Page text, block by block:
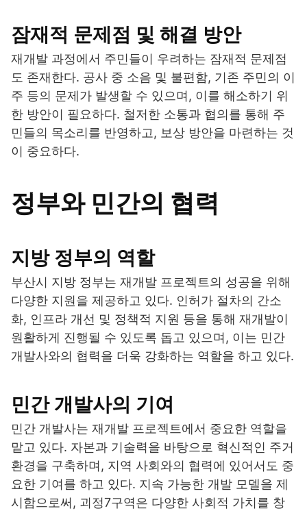
잠재적 문제점 및 해결 방안
재개발 과정에서 주민들이 우려하는 잠재적 문제점
도 존재한다. 공사 중 소음 및 불편함, 기존 주민의 이
주 등의 문제가 발생할 수 있으며, 이를 해소하기 위
한 방안이 필요하다. 철저한 소통과 협의를 통해 주
민들의 목소리를 반영하고, 보상 방안을 마련하는 것
이 중요하다.
정부와 민간의 협력
지방 정부의 역할
부산시 지방 정부는 재개발 프로젝트의 성공을 위해
다양한 지원을 제공하고 있다. 인허가 절차의 간소
화, 인프라 개선 및 정책적 지원 등을 통해 재개발이
원활하게 진행될 수 있도록 돕고 있으며, 이는 민간
개발사와의 협력을 더욱 강화하는 역할을 하고 있다.
민간 개발사의 기여
민간 개발사는 재개발 프로젝트에서 중요한 역할을
맡고 있다. 자본과 기술력을 바탕으로 혁신적인 주거
환경을 구축하며, 지역 사회와의 협력에 있어서도 중
요한 기여를 하고 있다. 지속 가능한 개발 모델을 제
시함으로써, 괴정7구역은 다양한 사회적 가치를 창